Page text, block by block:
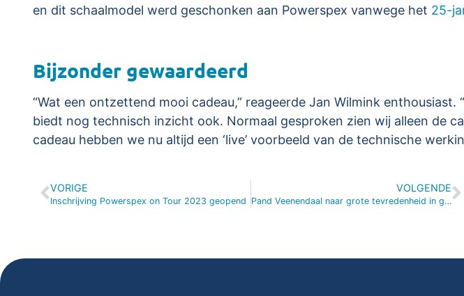
en dit schaalmodel werd geschonken aan Powerspex vanwege het 25-
Bijzonder gewaardeerd
“Wat een ontzettend mooi cadeau,” reageerde Jan Wilmink
biedt nog technisch inzicht ook. Normaal gesproken zien wij alleen de
cadeau hebben we nu altijd een ‘live’ voorbeeld van de technische
VORIGE
Inschrijving Powerspex on Tour 2023 geopend
VOLGENDE
Pand Veenendaal naar grote tevredenheid in gebruik